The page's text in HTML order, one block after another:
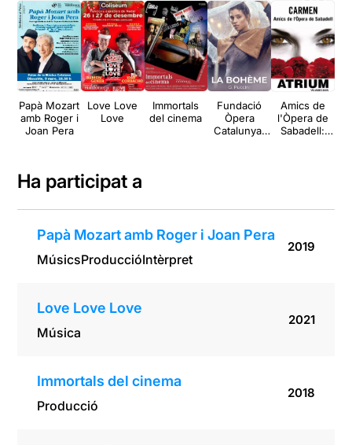
Papà Mozart
amb Roger i
Joan Pera
Love Love
Love
Immortals
del cinema
Fundació
Òpera
Catalunya:
Amics de
l'Òpera de
Sabadell:
Ha participat a
Papà Mozart amb Roger i Joan Pera
MúsicsProduccióIntèrpret
2019
Love Love Love
Música
2021
Immortals del cinema
Producció
2018